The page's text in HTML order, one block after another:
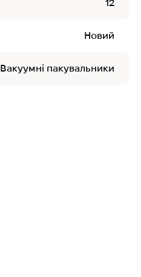
12
Новий
Вакуумні пакувальники